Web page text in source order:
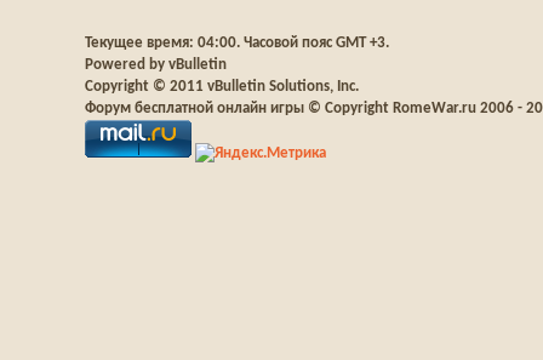
Текущее время: 04:00. Часовой пояс GMT +3.
Powered by vBulletin
Copyright © 2011 vBulletin Solutions, Inc.
Форум бесплатной онлайн игры © Copyright RomeWar.ru 2006 -